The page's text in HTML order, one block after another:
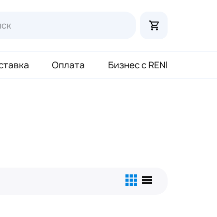
Оплата Бизнес с RENI